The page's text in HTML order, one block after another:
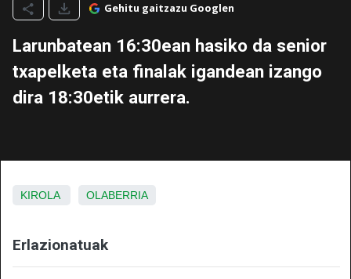
Gehitu gaitzazu Googlen
Larunbatean 16:30ean hasiko da senior
txapelketa eta finalak igandean izango
dira 18:30etik aurrera.
KIROLA OLABERRIA
Erlazionatuak